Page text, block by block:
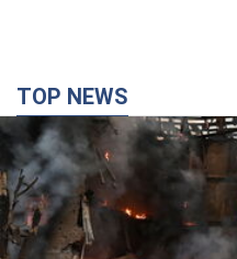
TOP NEWS